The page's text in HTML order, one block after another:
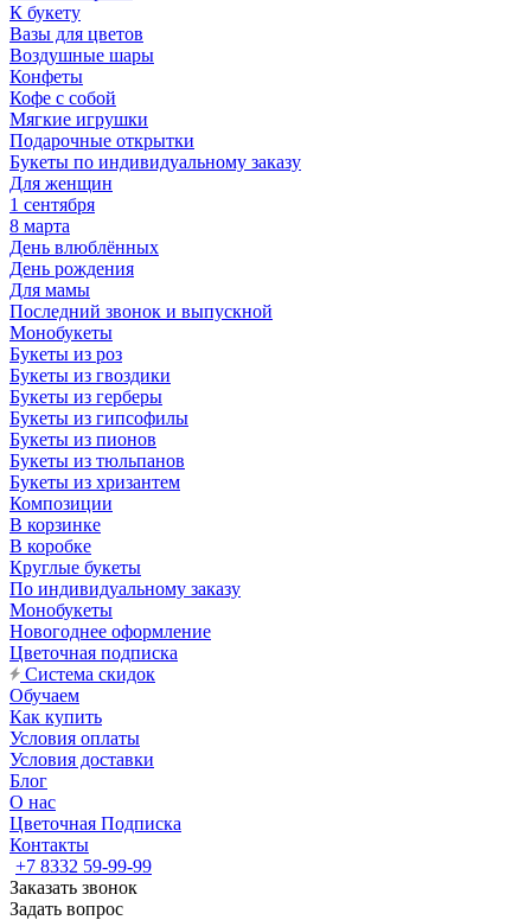
К букету
Вазы для цветов
Воздушные шары
Конфеты
Кофе с собой
Мягкие игрушки
Подарочные открытки
Букеты по индивидуальному заказу
Для женщин
1 сентября
8 марта
День влюблённых
День рождения
Для мамы
Последний звонок и выпускной
Монобукеты
Букеты из роз
Букеты из гвоздики
Букеты из герберы
Букеты из гипсофилы
Букеты из пионов
Букеты из тюльпанов
Букеты из хризантем
Композиции
В корзинке
В коробке
Круглые букеты
По индивидуальному заказу
Монобукеты
Новогоднее оформление
Цветочная подписка
Система скидок
Обучаем
Как купить
Условия оплаты
Условия доставки
Блог
О нас
Цветочная Подписка
Контакты
+7 8332 59-99-99
Заказать звонок
Задать вопрос